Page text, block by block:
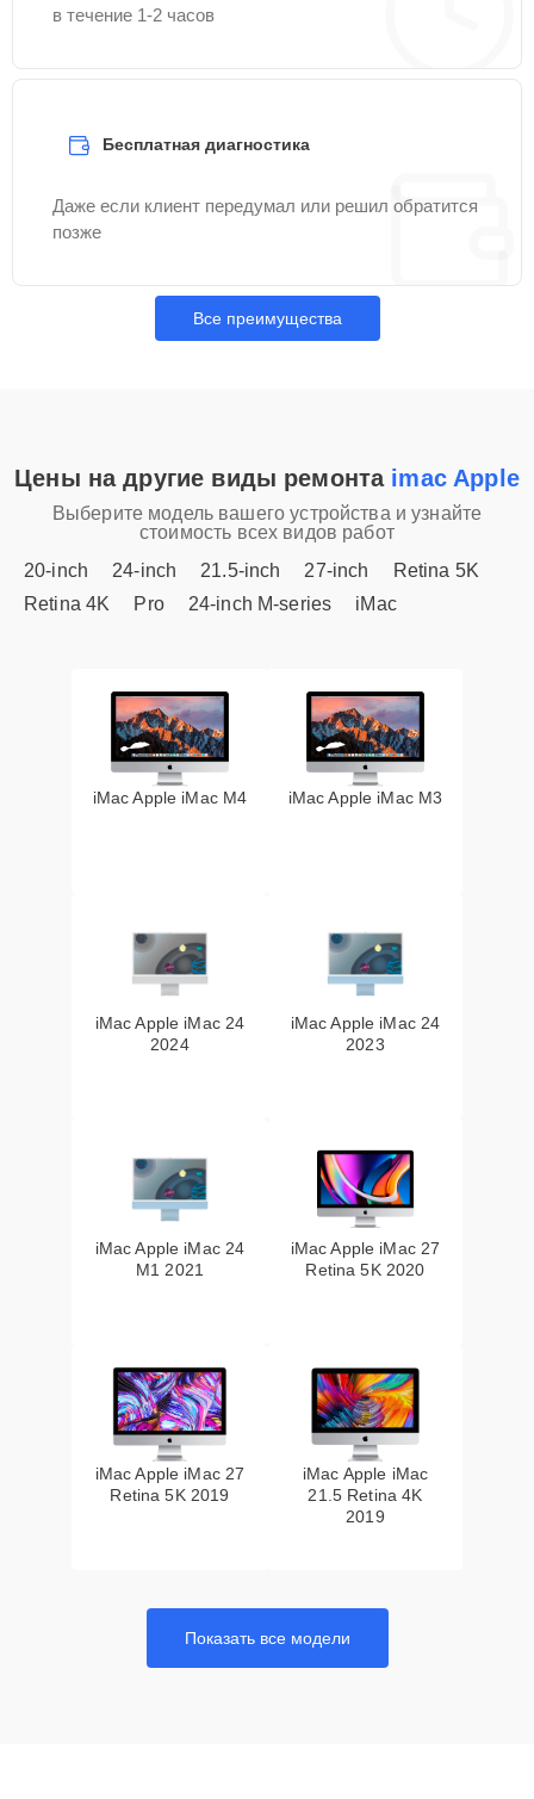
в течение 1-2 часов
Бесплатная диагностика
Даже если клиент передумал или решил обратится
позже
Все преимущества
Цены на другие виды ремонта imac Apple
Выберите модель вашего устройства и узнайте
стоимость всех видов работ
20-inch
24-inch 21.5-inch 27-inch
Retina 5K
Retina 4K
Pro 24-inch M-series iMac
iMac Apple iMac M4 iMac Apple iMac M3
iMac Apple iMac 24
2024
iMac Apple iMac 24
2023
iMac Apple iMac 24
M1 2021
iMac Apple iMac 27
Retina 5K 2020
iMac Apple iMac 27
Retina 5K 2019
iMac Apple iMac
21.5 Retina 4K
2019
Показать все модели